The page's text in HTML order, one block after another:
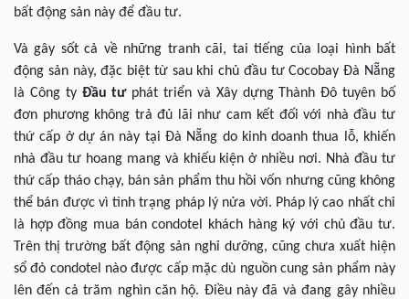
bất động sản này để đầu tư.
Và gây sốt cả về những tranh cãi, tai tiếng của loại hình bất
động sản này, đặc biệt từ sau khi chủ đầu tư Cocobay Đà Nẵng
là Công ty Đầu tưphát triển và Xây dựng Thành Đô tuyên bố
đơn phương không trả đủ lãi như cam kết đối với nhà đầu tư
thứ cấp ở dự án này tại Đà Nẵng do kinh doanh thua lỗ, khiến
nhà đầu tư hoang mang và khiếu kiện ở nhiều nơi. Nhà đầu tư
thứ cấp tháo chạy, bán sản phẩm thu hồi vốn nhưng cũng không
thể bán được vì tình trạng pháp lý nửa vời. Pháp lý cao nhất chỉ
là hợp đồng mua bán condotel khách hàng ký với chủ đầu tư.
Trên thị trường bất động sản nghỉ dưỡng, cũng chưa xuất hiện
sổ đỏ condotel nào được cấp mặc dù nguồn cung sản phẩm này
lên đến cả trăm nghìn căn hộ. Điều này đã và đang gây nhiều